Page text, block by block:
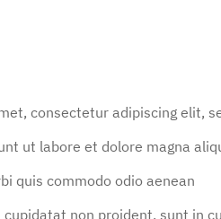
consectetur adipiscing elit,
ut labore et dolore magna
quis commodo odio aenean
non proident, sunt in